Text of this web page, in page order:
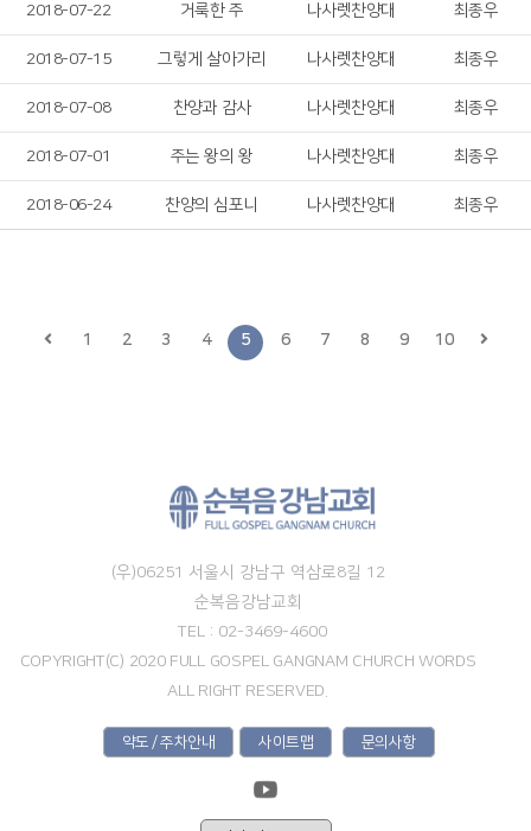
2018-07-22 거룩한 주 나사렛찬양대 최종우
2018-07-15 그렇게 살아가리 나사렛찬양대 최종우
2018-07-08 찬양과 감사 나사렛찬양대 최종우
2018-07-01 주는 왕의 왕 나사렛찬양대 최종우
2018-06-24 찬양의 심포니 나사렛찬양대 최종우
1 2 3 4 5 6 7 8 9 10
(우)06251 서울시 강남구 역삼로8길 12
순복음강남교회
TEL : 02-3469-4600
COPYRIGHT(C) 2020 FULL GOSPEL GANGNAM CHURCH WORDS
ALL RIGHT RESERVED.
약도 / 주차안내 사이트맵 문의사항